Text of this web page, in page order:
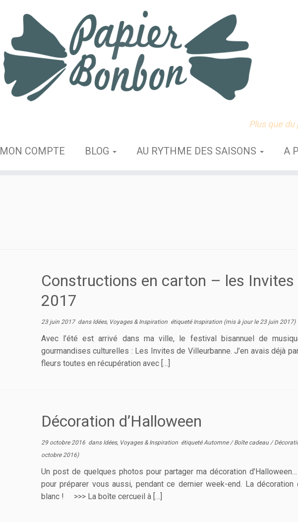
Plus que du
MON COMPTE BLOG AU RYTHME DES SAISONS A
Constructions en carton – les Invites
2017
23 juin 2017dans Idées, Voyages & Inspiration étiqueté Inspiration (mis à jour le 23 juin 2017)
Avec l’été est arrivé dans ma ville, le festival bisannuel de
gourmandises culturelles : Les Invites de Villeurbanne. J’en avais déjà
fleurs toutes en récupération avec […]
Décoration d’Halloween
29 octobre 2016dans Idées, Voyages & Inspiration étiquetéAutomne/Boîte cadeau/
octobre 2016)
Un post de quelques photos pour partager ma décoration
pour préparer vous aussi, pendant ce dernier week-end. La décoration
blanc ! >>> La boîte cercueil à […]